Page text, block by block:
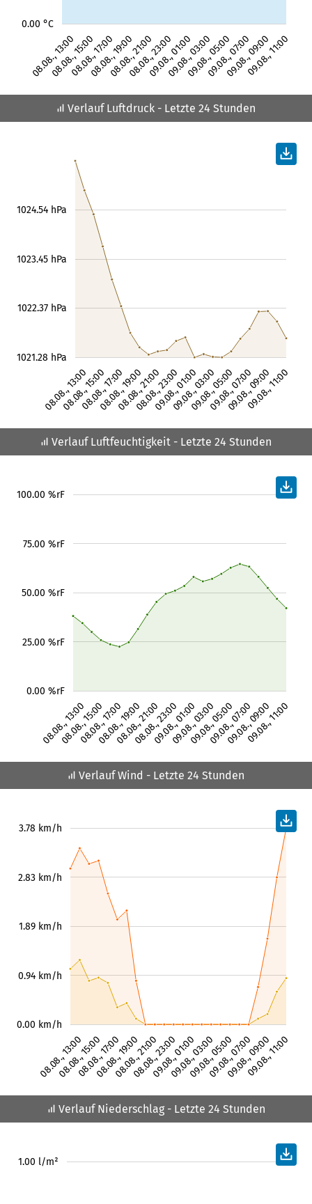
0.00 °C
09.08., 11:00
09.08., 09:00
09.08., 07:00
09.08., 05:00
09.08., 03:00
09.08., 01:00
08.08., 23:00
08.08., 21:00
08.08., 19:00
08.08., 17:00
08.08., 15:00
08.08., 13:00
Verlauf Luftdruck - Letzte 24 Stunden
1021.28 hPa
1022.37 hPa
1023.45 hPa
1024.54 hPa
09.08., 11:00
09.08., 09:00
09.08., 07:00
09.08., 05:00
09.08., 03:00
09.08., 01:00
08.08., 23:00
08.08., 21:00
08.08., 19:00
08.08., 17:00
08.08., 15:00
08.08., 13:00
Verlauf Luftfeuchtigkeit - Letzte 24 Stunden
0.00 %rF
25.00 %rF
50.00 %rF
75.00 %rF
100.00 %rF
09.08., 11:00
09.08., 09:00
09.08., 07:00
09.08., 05:00
09.08., 03:00
09.08., 01:00
08.08., 23:00
08.08., 21:00
08.08., 19:00
08.08., 17:00
08.08., 15:00
08.08., 13:00
Verlauf Wind - Letzte 24 Stunden
0.00 km/h
0.94 km/h
1.89 km/h
2.83 km/h
3.78 km/h
09.08., 11:00
09.08., 09:00
09.08., 07:00
09.08., 05:00
09.08., 03:00
09.08., 01:00
08.08., 23:00
08.08., 21:00
08.08., 19:00
08.08., 17:00
08.08., 15:00
08.08., 13:00
Verlauf Niederschlag - Letzte 24 Stunden
1.00 l/m²